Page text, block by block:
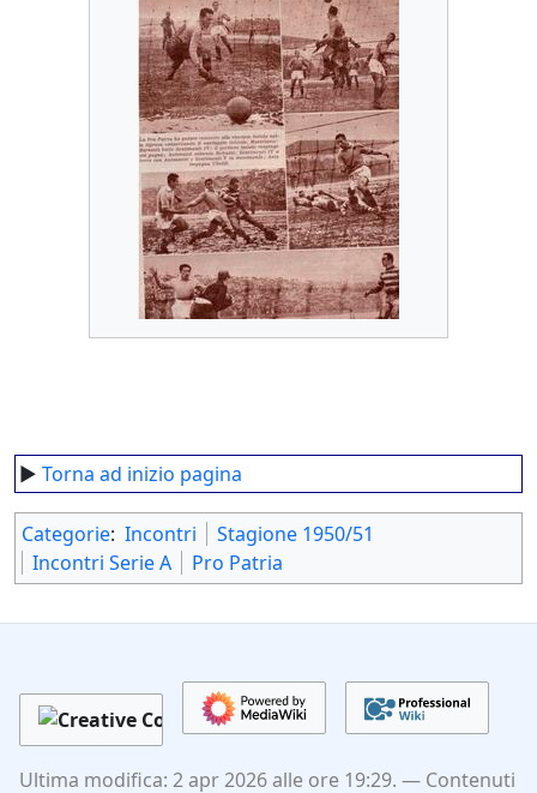
► Torna ad inizio pagina
Categorie: Incontri
Stagione 1950/51
Incontri Serie A
Pro Patria
Ultima modifica: 2 apr 2026 alle ore 19:29. Contenuti